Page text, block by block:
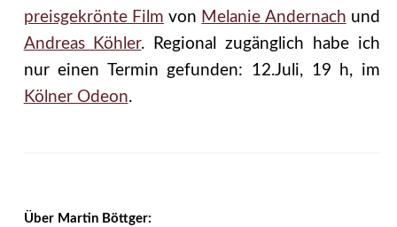
preisgekrönte Film von Melanie Andernach und
Andreas Köhler. Regional zugänglich habe ich
nur einen Termin gefunden: 12.Juli, 19 h, im
Kölner Odeon.
Über Martin Böttger: